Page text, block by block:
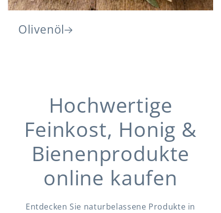
Olivenöl
Hochwertige
Feinkost, Honig &
Bienenprodukte
online kaufen
Entdecken Sie naturbelassene Produkte in